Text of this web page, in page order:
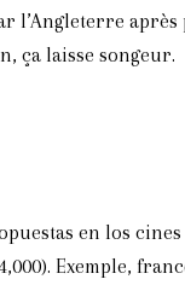
l’Angleterre
ça laisse songeur.
en los
Exemple,